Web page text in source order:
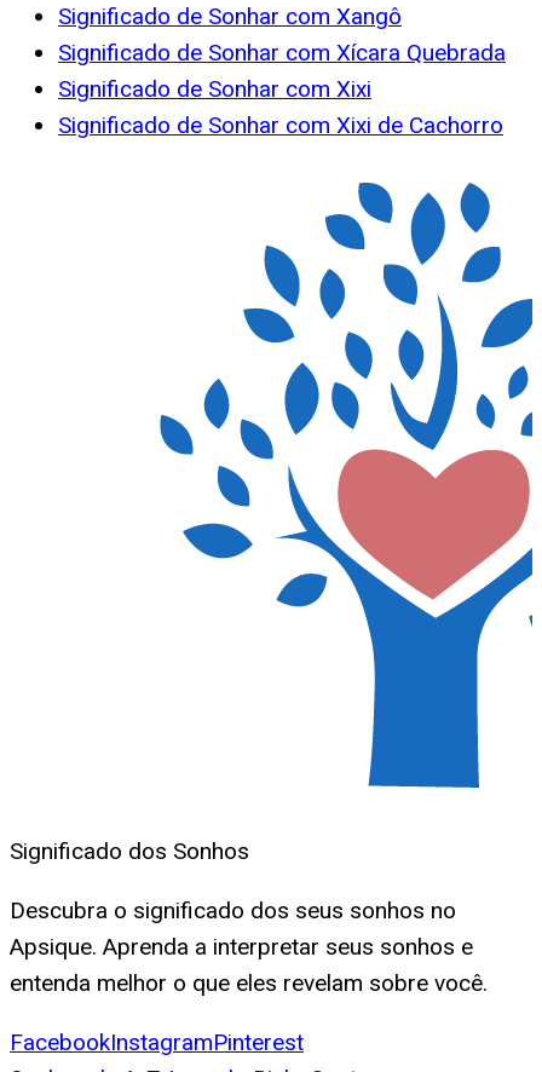
Significado de Sonhar com Xangô
Significado de Sonhar com Xícara Quebrada
Significado de Sonhar com Xixi
Significado de Sonhar com Xixi de Cachorro
Significado dos Sonhos
Descubra o significado dos seus sonhos no
Apsique. Aprenda a interpretar seus sonhos e
entenda melhor o que eles revelam sobre você.
FacebookInstagramPinterest